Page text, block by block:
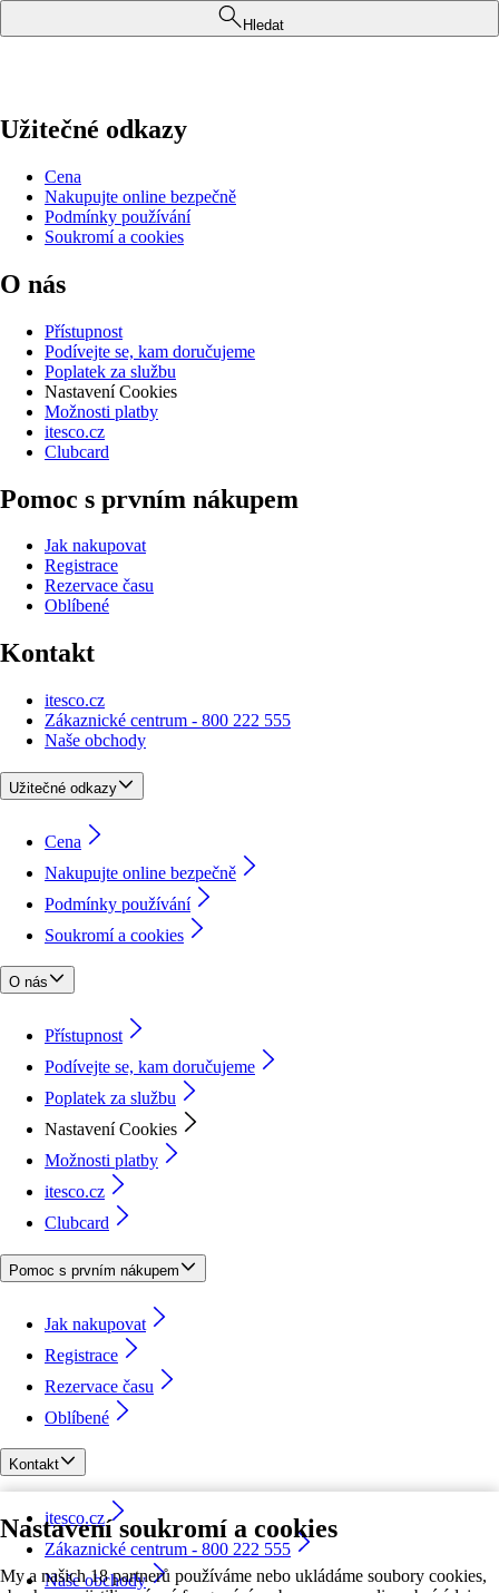
Nastavení soukromí a cookies
My a našich 18 partnerů používáme nebo ukládáme soubory cookies,
Hledat
Užitečné odkazy
Cena
Nakupujte online bezpečně
Podmínky používání
Soukromí a cookies
O nás
Přístupnost
Podívejte se, kam doručujeme
Poplatek za službu
Nastavení Cookies
Možnosti platby
itesco.cz
Clubcard
Pomoc s prvním nákupem
Jak nakupovat
Registrace
Rezervace času
Oblíbené
Kontakt
itesco.cz
Zákaznické centrum - 800 222 555
Naše obchody
Užitečné odkazy
Cena
Nakupujte online bezpečně
Podmínky používání
Soukromí a cookies
O nás
Přístupnost
Podívejte se, kam doručujeme
Poplatek za službu
Nastavení Cookies
Možnosti platby
itesco.cz
Clubcard
Pomoc s prvním nákupem
Jak nakupovat
Registrace
Rezervace času
Oblíbené
Kontakt
itesco.cz
Zákaznické centrum - 800 222 555
Naše obchody